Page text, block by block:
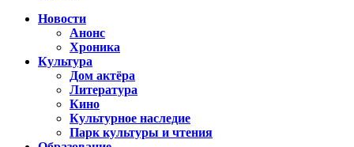
Новости
Анонс
Хроника
Культура
Дом актёра
Литература
Кино
Культурное наследие
Парк культуры и чтения